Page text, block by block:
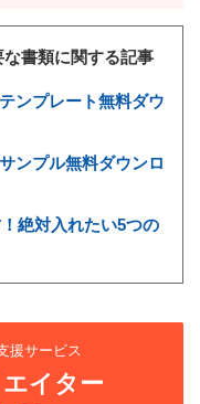
書類に関する記事
ンプレート無料ダウ
ンプル無料ダウンロ
絶対入れたい5つの
援サービス
イター